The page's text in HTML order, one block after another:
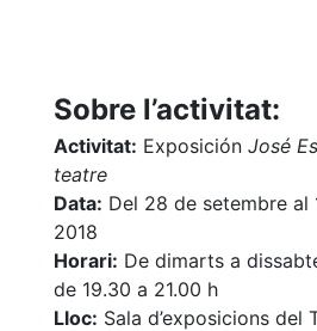
Sobre l’activitat:
Activitat: Exposición José
teatre
Data: Del 28 de setembre al
2018
Horari: De dimarts a
de 19.30 a 21.00 h
Lloc: Sala d’exposicions del